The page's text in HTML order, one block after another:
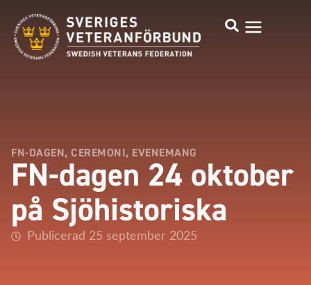
FN-DAGEN, CEREMONI, EVENEMANG
FN-dagen 24 oktober
på Sjöhistoriska
Publicerad 25 september 2025